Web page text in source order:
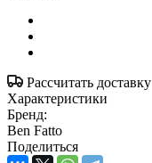
Рассчитать доставку
Характеристики
Бренд:
Ben Fatto
Поделиться